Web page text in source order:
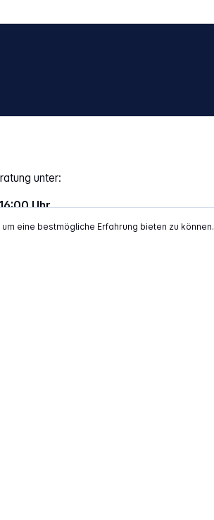
unter:
Uhr
eine bestmögliche Erfahrung bieten zu können.